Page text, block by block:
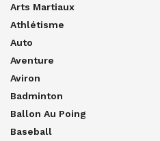
Arts Martiaux
Athlétisme
Auto
Aventure
Aviron
Badminton
Ballon Au Poing
Baseball